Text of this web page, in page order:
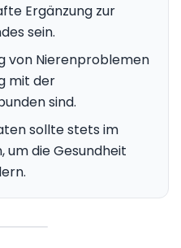
Ergänzung zur
sein.
von Nierenproblemen
mit der
sind.
sollte stets im
um die Gesundheit